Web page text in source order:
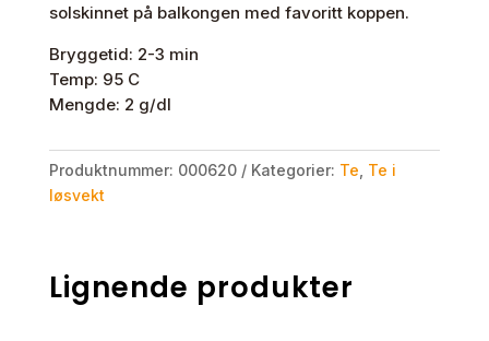
solskinnet på balkongen med favoritt koppen.
Bryggetid: 2-3 min
Temp: 95 C
Mengde: 2 g/dl
Produktnummer: 000620 Kategorier: Te Te i
løsvekt
Lignende produkter